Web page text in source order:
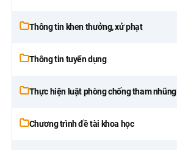
Thông tin khen thưởng, xử phạt
Thông tin tuyển dụng
Thực hiện luật phòng chống tham nhũng
Chương trình đề tài khoa học